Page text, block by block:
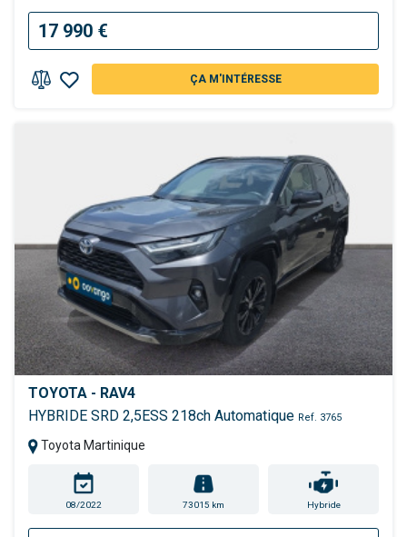
17 990 €
ÇA M'INTÉRESSE
TOYOTA - RAV4
HYBRIDE SRD 2,5ESS 218ch Automatique Ref. 3765
Toyota Martinique
08/2022 73015 km Hybride